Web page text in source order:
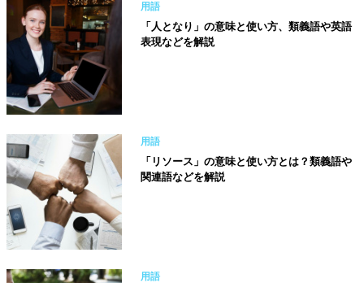
用語
「人となり」の意味と使い方、類義語や英語
表現などを解説
用語
「リソース」の意味と使い方とは？類義語や
関連語などを解説
用語